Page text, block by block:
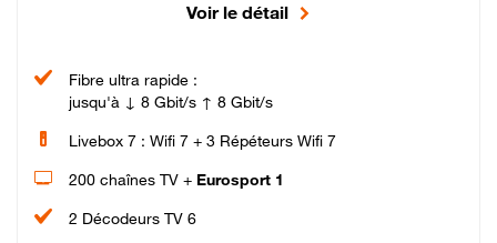
Voir le détail
Fibre ultra rapide :
jusqu'à ↓ 8 Gbit/s ↑ 8 Gbit/s
Livebox 7 : Wifi 7 + 3 Répéteurs Wifi 7
200 chaînes TV + Eurosport 1
2 Décodeurs TV 6